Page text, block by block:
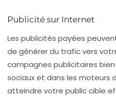
Publicité sur Internet
Les publicités payées
de générer du trafic vers
campagnes publicitaires
sociaux et dans les moteurs
atteindre votre public cible